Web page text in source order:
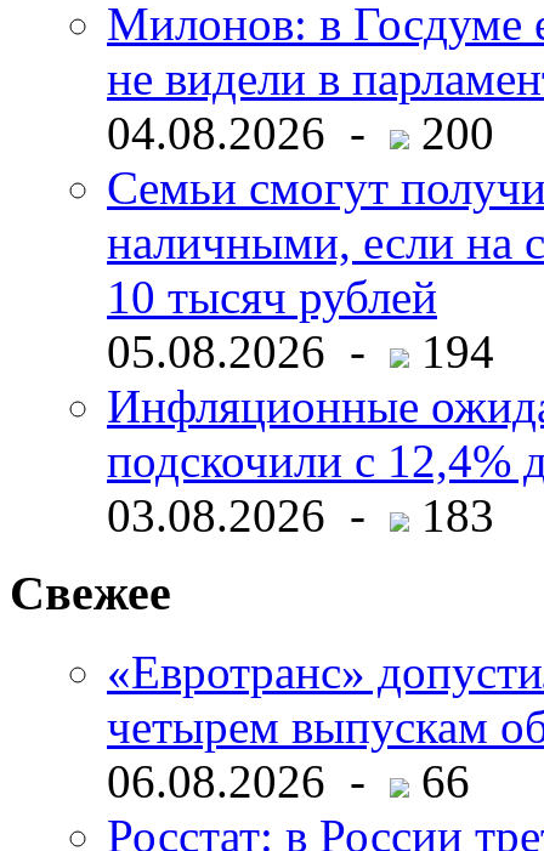
Милонов: в Госдуме
не видели в
04.08.2026 -
200
Семьи смогут
наличными, если на
10 тысяч рублей
05.08.2026 -
194
Инфляционные
подскочили с 12,4%
03.08.2026 -
183
Свежее
«Евротранс»
четырем выпускам
06.08.2026 -
66
Росстат: в России